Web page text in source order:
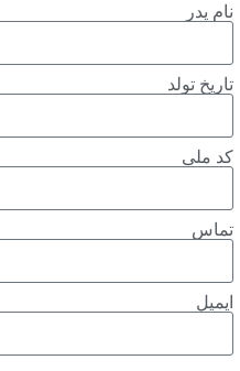
نام پدر
تاریخ تولد
کد ملی
تماس
ایمیل